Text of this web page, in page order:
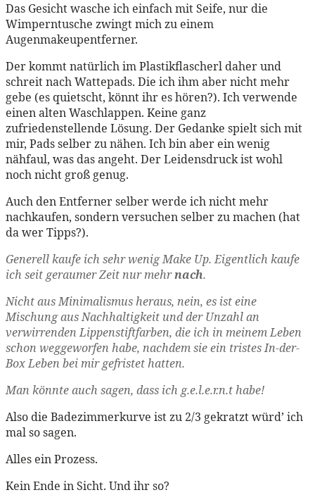
Das Gesicht wasche ich einfach mit Seife, nur die
Wimperntusche zwingt mich zu einem
Augenmakeupentferner.
Der kommt natürlich im Plastikflascherl daher und
schreit nach Wattepads. Die ich ihm aber nicht mehr
gebe (es quietscht, könnt ihr es hören?). Ich verwende
einen alten Waschlappen. Keine ganz
zufriedenstellende Lösung. Der Gedanke spielt sich mit
mir, Pads selber zu nähen. Ich bin aber ein wenig
nähfaul, was das angeht. Der Leidensdruck ist wohl
noch nicht groß genug.
Auch den Entferner selber werde ich nicht mehr
nachkaufen, sondern versuchen selber zu machen (hat
da wer Tipps?).
Generell kaufe ich sehr wenig Make Up. Eigentlich kaufe
ich seit geraumer Zeit nur mehrnach.
Nicht aus Minimalismus heraus, nein, es ist eine
Mischung aus Nachhaltigkeit und der Unzahl an
verwirrenden Lippenstiftfarben, die ich in meinem Leben
schon weggeworfen habe, nachdem sie ein tristes In-der-
Box Leben bei mir gefristet hatten.
Man könnte auch sagen, dass ich g.e.l.e.r.n.t habe!
Also die Badezimmerkurve ist zu 2/3 gekratzt würd’ ich
mal so sagen.
Alles ein Prozess.
Kein Ende in Sicht. Und ihr so?